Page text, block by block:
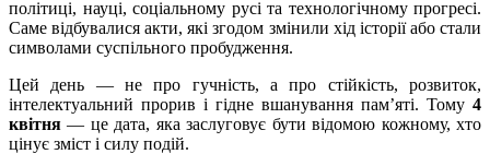
політиці, науці, соціальному русі та технологічному прогресі.
Саме відбувалися акти, які згодом змінили хід історії або стали
символами суспільного пробудження.
Цей день — не про гучність, а про стійкість, розвиток,
інтелектуальний прорив і гідне вшанування пам’яті. Тому 4
квітня — це дата, яка заслуговує бути відомою кожному, хто
цінує зміст і силу подій.